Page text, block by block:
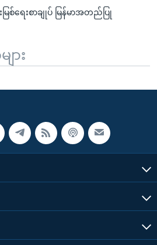
စ်ရေးစာချုပ် မြန်မာအတည်ပြု
ား